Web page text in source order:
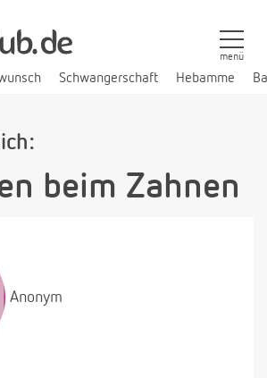
Schwangerschaft Hebamme
menü
beim Zahnen
Anonym